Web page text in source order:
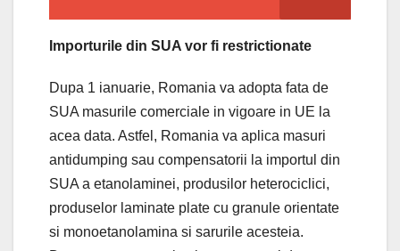
Importurile din SUA vor fi restrictionate
Dupa 1 ianuarie, Romania va adopta fata de
SUA masurile comerciale in vigoare in UE la
acea data. Astfel, Romania va aplica masuri
antidumping sau compensatorii la importul din
SUA a etanolaminei, produsilor heterociclici,
produselor laminate plate cu granule orientate
si monoetanolamina si sarurile acesteia.